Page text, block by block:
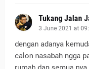
Tukang Jalan
3 June 2021 at
dengan adanya
calon nasabah ngga